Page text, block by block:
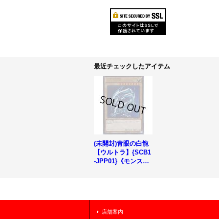
最近チェックしたアイテム
(未開封)青眼の白龍
【ウルトラ】{SCB1
-JPP01}《モンスタ
店舗案内